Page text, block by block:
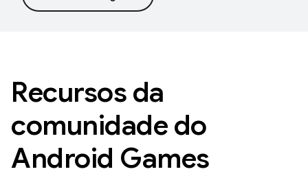
Recursos da
comunidade do
Android Games